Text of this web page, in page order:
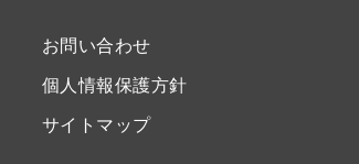
お問い合わせ
個人情報保護方針
サイトマップ